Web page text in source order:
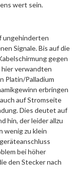
wert sein.
ungehinderten
Signale. Bis auf die
gegen
verwandten
Platin/Palladium
erbringen
auf Stromseite
Dies deutet auf
hin, der leider allzu
wenig zu klein
bei höher
den Stecker nach